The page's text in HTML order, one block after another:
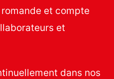
et compte
et
dans nos